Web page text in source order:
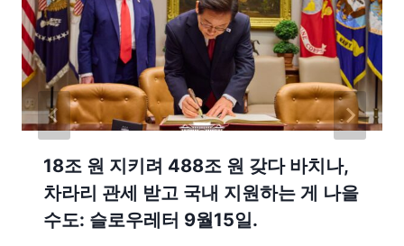
18조 원 지키려 488조 원 갖다 바치나,
차라리 관세 받고 국내 지원하는 게 나을
수도: 슬로우레터 9월15일.